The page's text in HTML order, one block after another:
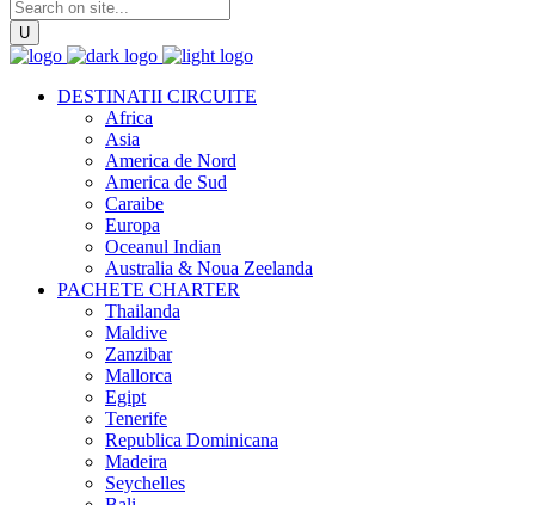
DESTINATII CIRCUITE
Africa
Asia
America de Nord
America de Sud
Caraibe
Europa
Oceanul Indian
Australia & Noua Zeelanda
PACHETE CHARTER
Thailanda
Maldive
Zanzibar
Mallorca
Egipt
Tenerife
Republica Dominicana
Madeira
Seychelles